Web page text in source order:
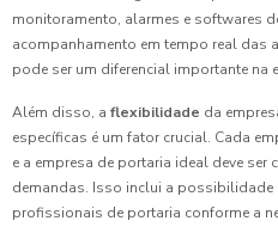
monitoramento, alarmes e softwares
acompanhamento em tempo real das
pode ser um diferencial importante na
Além disso, a flexibilidade da
específicas é um fator crucial. Cada
e a empresa de portaria ideal deve ser
demandas. Isso inclui a possibilidade
profissionais de portaria conforme a